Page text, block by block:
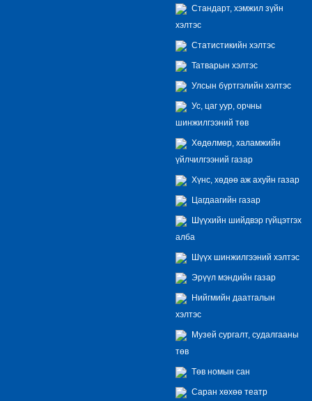
Стандарт, хэмжил зүйн
хэлтэс
Статистикийн хэлтэс
Татварын хэлтэс
Улсын бүртгэлийн хэлтэс
Ус, цаг уур, орчны
шинжилгээний төв
Хөдөлмөр, халамжийн
үйлчилгээний газар
Хүнс, хөдөө аж ахуйн газар
Цагдаагийн газар
Шүүхийн шийдвэр гүйцэтгэх
алба
Шүүх шинжилгээний хэлтэс
Эрүүл мэндийн газар
Нийгмийн даатгалын
хэлтэс
Музей сургалт, судалгааны
төв
Төв номын сан
Саран хөхөө театр